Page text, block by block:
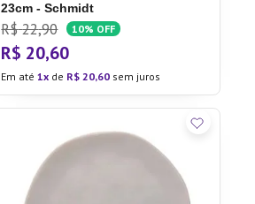
23cm - Schmidt
R$ 22,90 10% OFF
R$ 20,60
Em até1 de R$ 20,60 sem juros